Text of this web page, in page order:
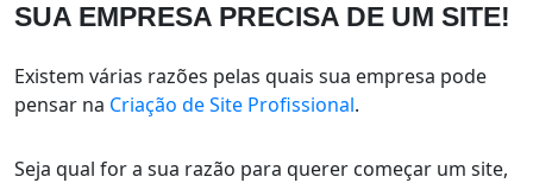
SUA EMPRESA PRECISA DE UM SITE!
Existem várias razões pelas quais sua empresa pode
pensar na Criação de Site Profissional.
Seja qual for a sua razão para querer começar um site,